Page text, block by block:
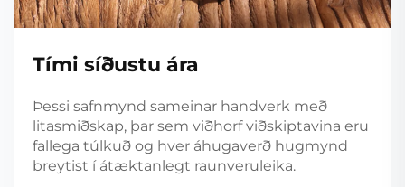
Tími síðustu ára
Þessi safnmynd sameinar handverk með
litasmiðskap, þar sem viðhorf viðskiptavina eru
fallega túlkuð og hver áhugaverð hugmynd
breytist í átæktanlegt raunveruleika.